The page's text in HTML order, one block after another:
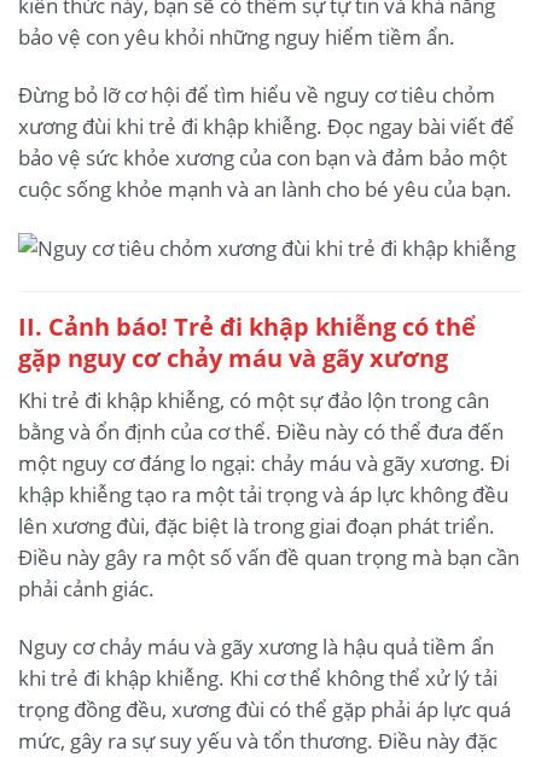
kiến thức này, bạn sẽ có thêm sự tự tin và khả năng
bảo vệ con yêu khỏi những nguy hiểm tiềm ẩn.
Đừng bỏ lỡ cơ hội để tìm hiểu về nguy cơ tiêu chỏm
xương đùi khi trẻ đi khập khiễng. Đọc ngay bài viết để
bảo vệ sức khỏe xương của con bạn và đảm bảo một
cuộc sống khỏe mạnh và an lành cho bé yêu của bạn.
II. Cảnh báo! Trẻ đi khập khiễng có thể
gặp nguy cơ chảy máu và gãy xương
Khi trẻ đi khập khiễng, có một sự đảo lộn trong cân
bằng và ổn định của cơ thể. Điều này có thể đưa đến
một nguy cơ đáng lo ngại: chảy máu và gãy xương. Đi
khập khiễng tạo ra một tải trọng và áp lực không đều
lên xương đùi, đặc biệt là trong giai đoạn phát triển.
Điều này gây ra một số vấn đề quan trọng mà bạn cần
phải cảnh giác.
Nguy cơ chảy máu và gãy xương là hậu quả tiềm ẩn
khi trẻ đi khập khiễng. Khi cơ thể không thể xử lý tải
trọng đồng đều, xương đùi có thể gặp phải áp lực quá
mức, gây ra sự suy yếu và tổn thương. Điều này đặc